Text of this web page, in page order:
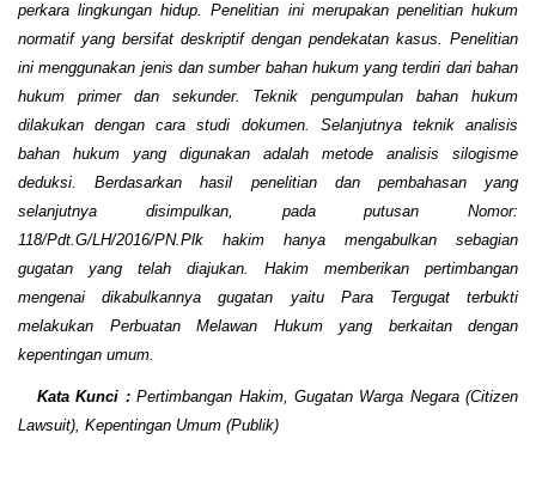
perkara lingkungan hidup. Penelitian ini merupakan penelitian hukum
normatif yang bersifat deskriptif dengan pendekatan kasus. Penelitian
ini menggunakan jenis dan sumber bahan hukum yang terdiri dari bahan
hukum primer dan sekunder. Teknik pengumpulan bahan hukum
dilakukan dengan cara studi dokumen. Selanjutnya teknik analisis
bahan hukum yang digunakan adalah metode analisis silogisme
deduksi. Berdasarkan hasil penelitian dan pembahasan yang
selanjutnya disimpulkan, pada putusan Nomor:
118/Pdt.G/LH/2016/PN.Plk hakim hanya mengabulkan sebagian
gugatan yang telah diajukan. Hakim memberikan pertimbangan
mengenai dikabulkannya gugatan yaitu Para Tergugat terbukti
melakukan Perbuatan Melawan Hukum yang berkaitan dengan
kepentingan umum.
Kata Kunci :Pertimbangan Hakim, Gugatan Warga Negara (Citizen
Lawsuit), Kepentingan Umum (Publik)